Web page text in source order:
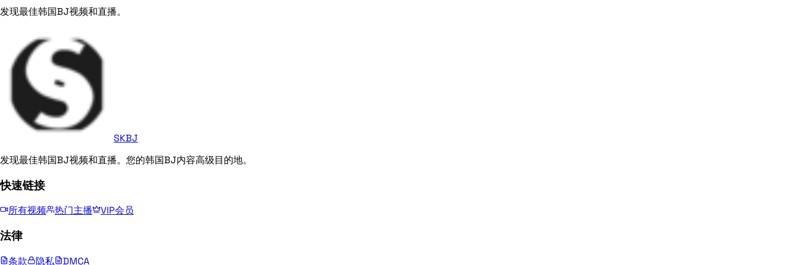
发现最佳韩国BJ视频和直播。
SKBJ
发现最佳韩国BJ视频和直播。您的韩国BJ内容高级目的地。
快速链接
所有视频 热门主播 VIP会员
法律
条款 隐私 DMCA